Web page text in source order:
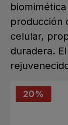
producción
celular,
duradera.
20%